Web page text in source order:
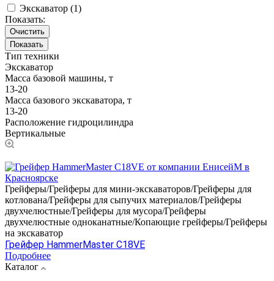
Экскаватор (1)
Показать:
Очистить
Тип техники
Экскаватор
Масса базовой машины, т
13-20
Масса базового экскаватора, т
13-20
Расположение гидроцилиндра
Вертикальные
Грейферы/Грейферы для мини-экскаваторов/Грейферы для
котлована/Грейферы для сыпучих материалов/Грейферы
двухчелюстные/Грейферы для мусора/Грейферы
двухчелюстные одноканатные/Копающие грейферы/Грейферы
на экскаватор
Грейфер HammerMaster C18VE
Подробнее
Каталог